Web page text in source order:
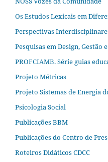
Os Estudos Lexicais em
Perspectivas
Pesquisas em Design,
PROFCIAMB. Série guias
Projeto Métricas
Projeto Sistemas de Energia
Psicologia Social
Publicações BBM
Publicações do Centro de
Roteiros Didáticos CDCC